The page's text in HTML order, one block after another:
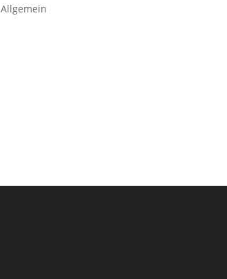
Allgemein